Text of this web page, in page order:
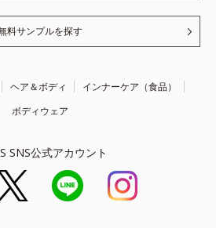
料サンプルを探す
ヘア＆ボディ
インナーケア（食品）
ボディウェア
SNS公式アカウント